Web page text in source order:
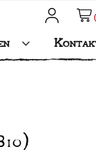
Mein Konto